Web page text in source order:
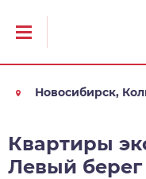
Новосибирск, Кольцово,
Квартиры
Левый берег